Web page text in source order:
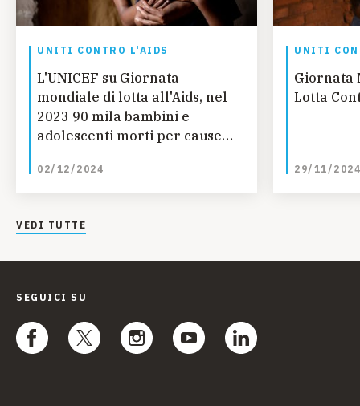
UNITI CONTRO L'AIDS
L'UNICEF su Giornata
mondiale di lotta all'Aids, nel
2023 90 mila bambini e
adolescenti morti per cause
02/12/2024
UNITI
Giornata
Lotta
29/11/2024
VEDI TUTTE
SEGUICI SU